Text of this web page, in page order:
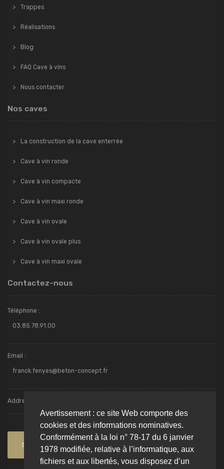
Avertissement : ce site Web comporte des
cookies et des informations nominatives.
Conformément à la loi n° 78-17 du 6 janvier
1978 modifiée, relative à l’informatique, aux
fichiers et aux libertés, vous disposez d’un
Trappes
Réalisations
Blog
FAQ Cave à vins
Nous contacter
Nos caves
La construction de la cave enterrée
Cave à vin ronde
Cave à vin compacte
Cave à vin maxi ronde
Cave à vin ovale
Cave à vin ovale plus
Cave à vin maxi ovale
Contactez-nous
Téléphone :
03.85.78.91.00
Email :
franck.fenyes@beton-concept.fr
Addresse : Avenue des Ferrancins - ZI Torcy - 71210, TORCY
Contactez-nous